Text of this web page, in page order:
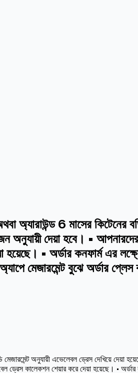
6 মাসের কিটেনের বডি
অনুযায়ী দেয়া হবে। •
হয়েছে। • অর্ডার কনফার্ম এর
মেজারমেন্ট বুঝে অর্ডার
অনুযায়ী এভেলেবল ড্রেস দেখিয়ে দেয়া
ড্রেস কালেকশন শেয়ার করে দেয়া হয়েছে। •